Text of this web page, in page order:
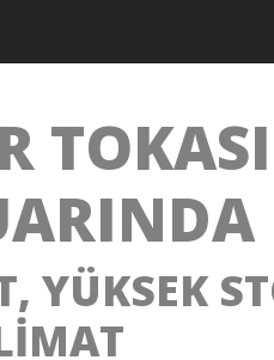
YÜKSEK